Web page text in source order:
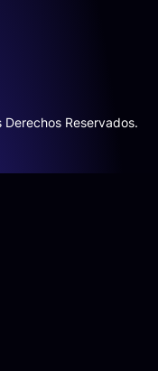
Reservados.